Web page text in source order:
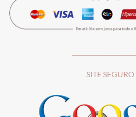
SITE SEGURO